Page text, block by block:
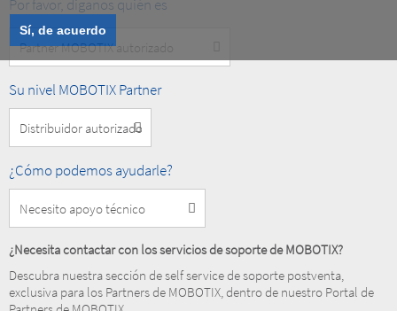
Sí, de acuerdo
Por favor, diganos quién es
Customer
Type
Nivel
Su nivel MOBOTIX Partner
How
can
help
you?
¿Cómo podemos ayudarle?
¿Necesita contactar con los servicios de soporte de MOBOTIX?
Descubra nuestra sección de self service de soporte postventa,
exclusiva para los Partners de MOBOTIX, dentro de nuestro Portal de